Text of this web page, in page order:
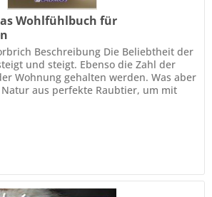
Wohlfühlbuch für
Beschreibung Die Beliebtheit der
und steigt. Ebenso die Zahl der
Wohnung gehalten werden. Was aber
aus perfekte Raubtier, um mit